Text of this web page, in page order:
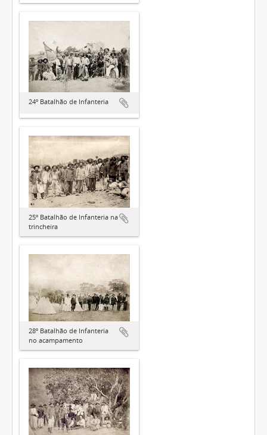
24º Batalhão de Infanteria
25º Batalhão de Infanteria na
trincheira
28º Batalhão de Infanteria
no acampamento